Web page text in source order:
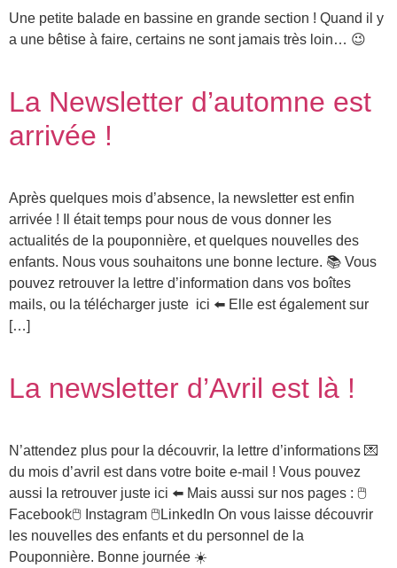
Une petite balade en bassine en grande section ! Quand il y
a une bêtise à faire, certains ne sont jamais très loin… 😉
La Newsletter d’automne est
arrivée !
Après quelques mois d’absence, la newsletter est enfin
arrivée ! Il était temps pour nous de vous donner les
actualités de la pouponnière, et quelques nouvelles des
enfants. Nous vous souhaitons une bonne lecture. 📚 Vous
pouvez retrouver la lettre d’information dans vos boîtes
mails, ou la télécharger juste ici ⬅️ Elle est également sur
[…]
La newsletter d’Avril est là !
N’attendez plus pour la découvrir, la lettre d’informations 💌
du mois d’avril est dans votre boite e-mail ! Vous pouvez
aussi la retrouver juste ici ⬅️ Mais aussi sur nos pages : 🖱️
Facebook🖱️ Instagram 🖱️LinkedIn On vous laisse découvrir
les nouvelles des enfants et du personnel de la
Pouponnière. Bonne journée ☀️